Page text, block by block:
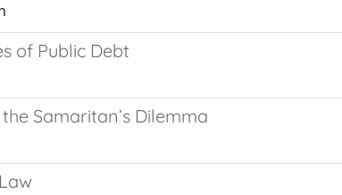
of Public Debt
Samaritan’s Dilemma